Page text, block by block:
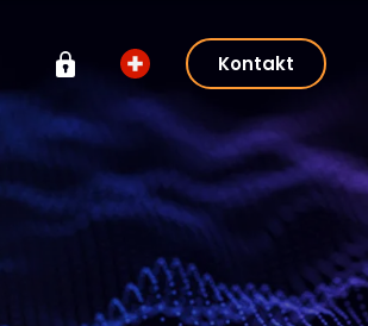
Kontakt